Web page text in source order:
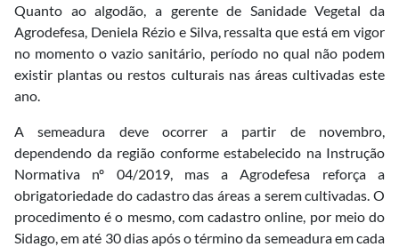
Quanto ao algodão, a gerente de Sanidade Vegetal da
Agrodefesa, Deniela Rézio e Silva, ressalta que está em vigor
no momento o vazio sanitário, período no qual não podem
existir plantas ou restos culturais nas áreas cultivadas este
ano.
A semeadura deve ocorrer a partir de novembro,
dependendo da região conforme estabelecido na Instrução
Normativa nº 04/2019, mas a Agrodefesa reforça a
obrigatoriedade do cadastro das áreas a serem cultivadas. O
procedimento é o mesmo, com cadastro online, por meio do
Sidago, em até 30 dias após o término da semeadura em cada